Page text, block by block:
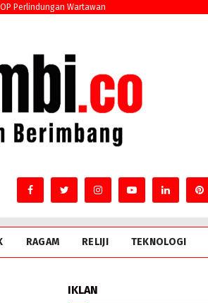
Perlindungan Wartawan
RAGAM RELIJI TEKNOLOGI
IKLAN